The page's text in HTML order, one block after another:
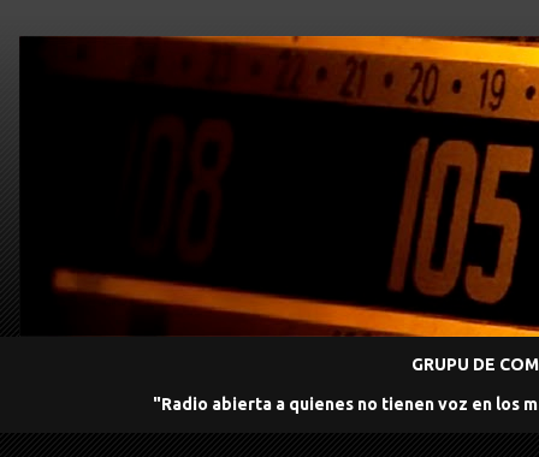
GRUPU DE
"Radio abierta a quienes no tienen voz en los